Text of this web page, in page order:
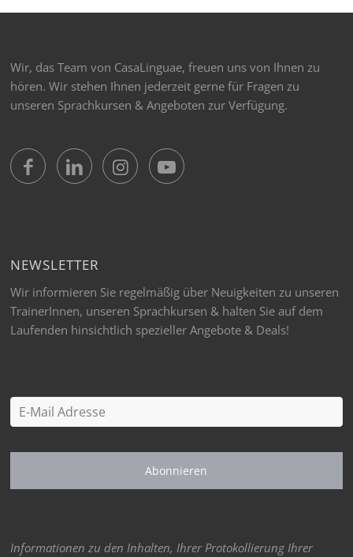
Wir, das Team von CasaLinguae, freuen uns von Ihnen zu
hören. Wir stehen Ihnen jederzeit gerne für Fragen zu
unseren Sprachkursen & Angeboten zur Verfügung.
NEWSLETTER
Wir informieren Sie regelmäßig über Neuigkeiten zu unseren
TrainerInnen, unseren Sprachkursen & halten Sie auf dem
Laufenden hinsichtlich spezieller Angebote & Deals!
Abonnieren
Informationen zu den Inhalten, Ihrer Protokollierung Ihrer